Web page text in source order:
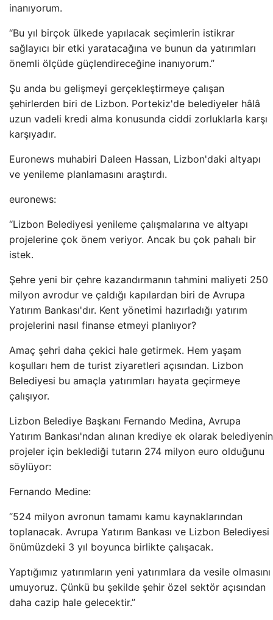
inanıyorum.
“Bu yıl birçok ülkede yapılacak seçimlerin istikrar
sağlayıcı bir etki yaratacağına ve bunun da yatırımları
önemli ölçüde güçlendireceğine inanıyorum.”
Şu anda bu gelişmeyi gerçekleştirmeye çalışan
şehirlerden biri de Lizbon. Portekiz'de belediyeler hâlâ
uzun vadeli kredi alma konusunda ciddi zorluklarla karşı
karşıyadır.
Euronews muhabiri Daleen Hassan, Lizbon'daki altyapı
ve yenileme planlamasını araştırdı.
euronews:
“Lizbon Belediyesi yenileme çalışmalarına ve altyapı
projelerine çok önem veriyor. Ancak bu çok pahalı bir
istek.
Şehre yeni bir çehre kazandırmanın tahmini maliyeti 250
milyon avrodur ve çaldığı kapılardan biri de Avrupa
Yatırım Bankası'dır. Kent yönetimi hazırladığı yatırım
projelerini nasıl finanse etmeyi planlıyor?
Amaç şehri daha çekici hale getirmek. Hem yaşam
koşulları hem de turist ziyaretleri açısından. Lizbon
Belediyesi bu amaçla yatırımları hayata geçirmeye
çalışıyor.
Lizbon Belediye Başkanı Fernando Medina, Avrupa
Yatırım Bankası'ndan alınan krediye ek olarak belediyenin
projeler için beklediği tutarın 274 milyon euro olduğunu
söylüyor:
Fernando Medine:
“524 milyon avronun tamamı kamu kaynaklarından
toplanacak. Avrupa Yatırım Bankası ve Lizbon Belediyesi
önümüzdeki 3 yıl boyunca birlikte çalışacak.
Yaptığımız yatırımların yeni yatırımlara da vesile olmasını
umuyoruz. Çünkü bu şekilde şehir özel sektör açısından
daha cazip hale gelecektir.”